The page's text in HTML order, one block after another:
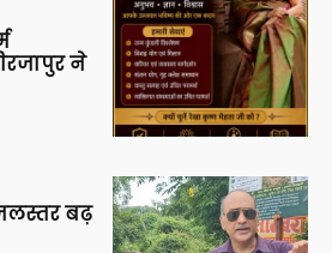
ने
बढ़